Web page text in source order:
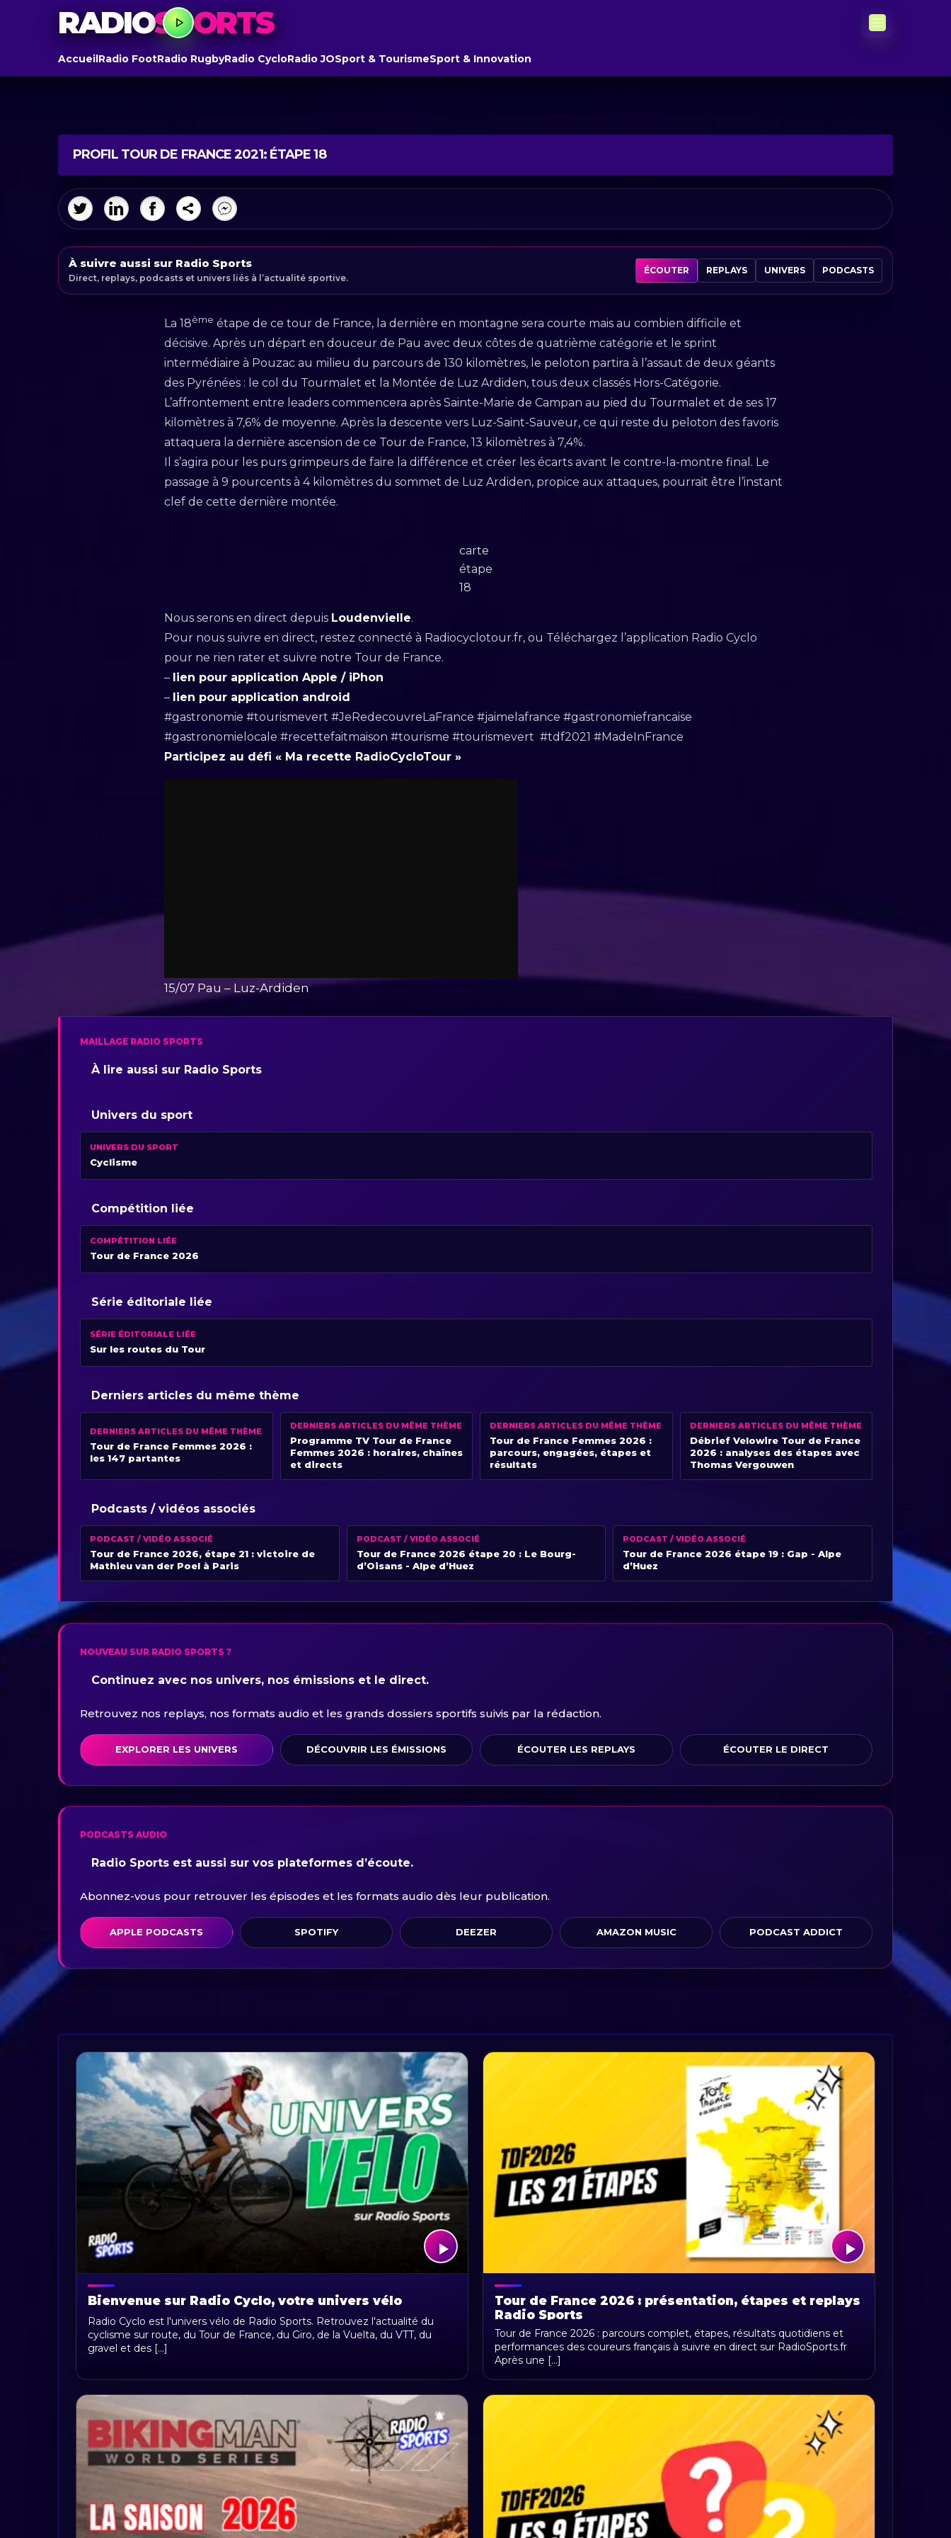
RADIOSPORTS
AccueilRadio FootRadio RugbyRadio CycloRadio JOSport & TourismeSport & Innovation
PROFIL TOUR DE FRANCE 2021: ÉTAPE 18
À suivre aussi sur Radio Sports
Direct, replays, podcasts et univers liés à l’actualité sportive.
ÉCOUTER REPLAYS UNIVERS PODCASTS
La 18ème étape de ce tour de France, la dernière en montagne sera courte mais au combien difficile et
décisive. Après un départ en douceur de Pau avec deux côtes de quatrième catégorie et le sprint
intermédiaire à Pouzac au milieu du parcours de 130 kilomètres, le peloton partira à l’assaut de deux géants
des Pyrénées : le col du Tourmalet et la Montée de Luz Ardiden, tous deux classés Hors-Catégorie.
L’affrontement entre leaders commencera après Sainte-Marie de Campan au pied du Tourmalet et de ses 17
kilomètres à 7,6% de moyenne. Après la descente vers Luz-Saint-Sauveur, ce qui reste du peloton des favoris
attaquera la dernière ascension de ce Tour de France, 13 kilomètres à 7,4%.
Il s’agira pour les purs grimpeurs de faire la différence et créer les écarts avant le contre-la-montre final. Le
passage à 9 pourcents à 4 kilomètres du sommet de Luz Ardiden, propice aux attaques, pourrait être l’instant
clef de cette dernière montée.
carte
étape
18
Nous serons en direct depuis Loudenvielle.
Pour nous suivre en direct, restez connecté à Radiocyclotour.fr, ou Téléchargez l’application Radio Cyclo
pour ne rien rater et suivre notre Tour de France.
– lien pour application Apple / iPhon
– lien pour application android
#gastronomie #tourismevert #JeRedecouvreLaFrance #jaimelafrance #gastronomiefrancaise
#gastronomielocale #recettefaitmaison #tourisme #tourismevert #tdf2021 #MadeInFrance
Participez au défi « Ma recette RadioCycloTour »
15/07 Pau – Luz-Ardiden
MAILLAGE RADIO SPORTS
À lire aussi sur Radio Sports
Univers du sport
UNIVERS DU SPORT
Cyclisme
Compétition liée
COMPÉTITION LIÉE
Tour de France 2026
Série éditoriale liée
SÉRIE ÉDITORIALE LIÉE
Sur les routes du Tour
Derniers articles du même thème
DERNIERS ARTICLES DU MÊME THÈME
Tour de France Femmes 2026 :
les 147 partantes
DERNIERS ARTICLES DU MÊME THÈME
Programme TV Tour de France
Femmes 2026 : horaires, chaînes
et directs
DERNIERS ARTICLES DU MÊME THÈME
Tour de France Femmes 2026 :
parcours, engagées, étapes et
résultats
DERNIERS ARTICLES DU MÊME THÈME
Débrief Velowire Tour de France
2026 : analyses des étapes avec
Thomas Vergouwen
Podcasts / vidéos associés
PODCAST / VIDÉO ASSOCIÉ
Tour de France 2026, étape 21 : victoire de
Mathieu van der Poel à Paris
PODCAST / VIDÉO ASSOCIÉ
Tour de France 2026 étape 20 : Le Bourg-
d’Oisans - Alpe d’Huez
PODCAST / VIDÉO ASSOCIÉ
Tour de France 2026 étape 19 : Gap - Alpe
d’Huez
NOUVEAU SUR RADIO SPORTS ?
Continuez avec nos univers, nos émissions et le direct.
Retrouvez nos replays, nos formats audio et les grands dossiers sportifs suivis par la rédaction.
EXPLORER LES UNIVERS DÉCOUVRIR LES ÉMISSIONS ÉCOUTER LES REPLAYS ÉCOUTER LE DIRECT
PODCASTS AUDIO
Radio Sports est aussi sur vos plateformes d’écoute.
Abonnez-vous pour retrouver les épisodes et les formats audio dès leur publication.
APPLE PODCASTS SPOTIFY DEEZER AMAZON MUSIC PODCAST ADDICT
Bienvenue sur Radio Cyclo, votre univers vélo
Radio Cyclo est l'univers vélo de Radio Sports. Retrouvez l'actualité du
cyclisme sur route, du Tour de France, du Giro, de la Vuelta, du VTT, du
gravel et des [...]
Tour de France 2026 : présentation, étapes et replays
Radio Sports
Tour de France 2026 : parcours complet, étapes, résultats quotidiens et
performances des coureurs français à suivre en direct sur RadioSports.fr
Après une [...]